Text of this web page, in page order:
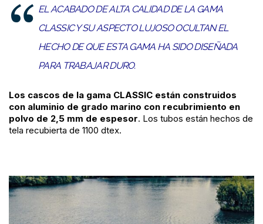
EL ACABADO DE ALTA CALIDAD DE LA GAMA
CLASSIC Y SU ASPECTO LUJOSO OCULTAN EL
HECHO DE QUE ESTA GAMA HA SIDO DISEÑADA
PARA TRABAJAR DURO.
Los cascos de la gama CLASSIC están construidos
con aluminio de grado marino con recubrimiento en
polvo de 2,5 mm de espesor. Los tubos están hechos de
tela recubierta de 1100 dtex.